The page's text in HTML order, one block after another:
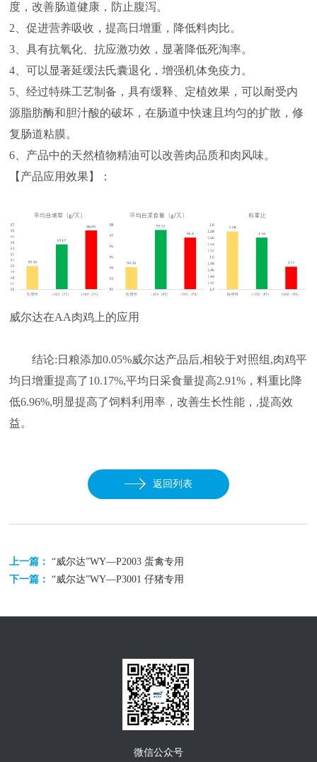
度，改善肠道健康，防止腹泻。
2、促进营养吸收，提高日增重，降低料肉比。
3、具有抗氧化、抗应激功效，显著降低死淘率。
4、可以显著延缓法氏囊退化，增强机体免疫力。
5、经过特殊工艺制备，具有缓释、定植效果，可以耐受内
源脂肪酶和胆汁酸的破坏，在肠道中快速且均匀的扩散，修
复肠道粘膜。
6、产品中的天然植物精油可以改善肉品质和肉风味。
【产品应用效果】：
威尔达在AA肉鸡上的应用
结论:日粮添加0.05%威尔达产品后,相较于对照组,肉鸡平
均日增重提高了10.17%,平均日采食量提高2.91%，料重比降
低6.96%,明显提高了饲料利用率，改善生长性能，,提高效
益。
返回列表
上一篇：“威尔达”WY—P2003 蛋禽专用
下一篇：“威尔达”WY—P3001 仔猪专用
微信公众号